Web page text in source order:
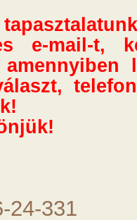
e-mail-t,
24-331